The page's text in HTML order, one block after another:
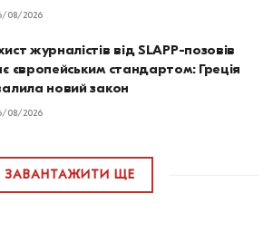
08/2026
журналістів від SLAPP-позовів
європейським стандартом: Греція
новий закон
08/2026
ЗАВАНТАЖИТИ ЩЕ